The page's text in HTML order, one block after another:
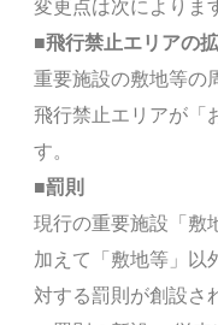
変更点は次によりま
■飛行禁止エリアの
重要施設の敷地等の
飛行禁止エリアが「
す。
■罰則
現行の重要施設「敷
加えて「敷地等」以
対する罰則が創設さ